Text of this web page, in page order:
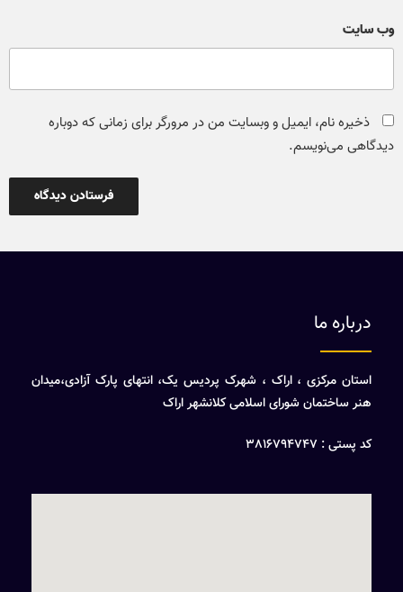
وب‌ سایت
ذخیره نام، ایمیل و وبسایت من در مرورگر برای زمانی که دوباره
دیدگاهی می‌نویسم.
درباره ما
استان مرکزی ، اراک ، شهرک پردیس یک، انتهای پارک آزادی،میدان
هنر ساختمان شورای اسلامی کلانشهر اراک
کد پستی : 3816794747